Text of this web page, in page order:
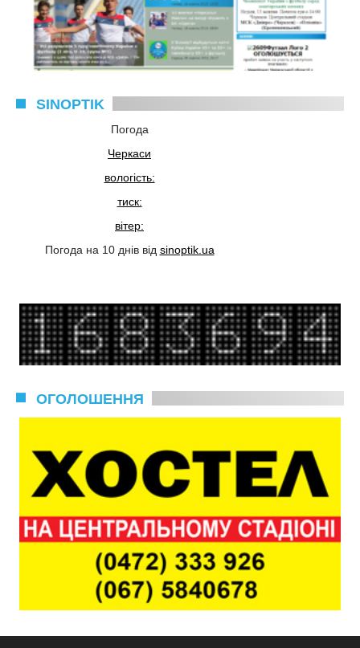
SINOPTIK
Погода
Черкаси
вологість:
тиск:
вітер:
Погода на 10 днів від sinoptik.ua
ОГОЛОШЕННЯ